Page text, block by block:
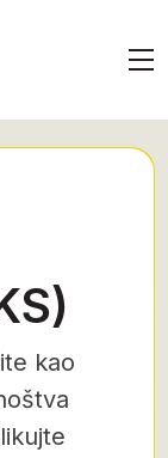
kao